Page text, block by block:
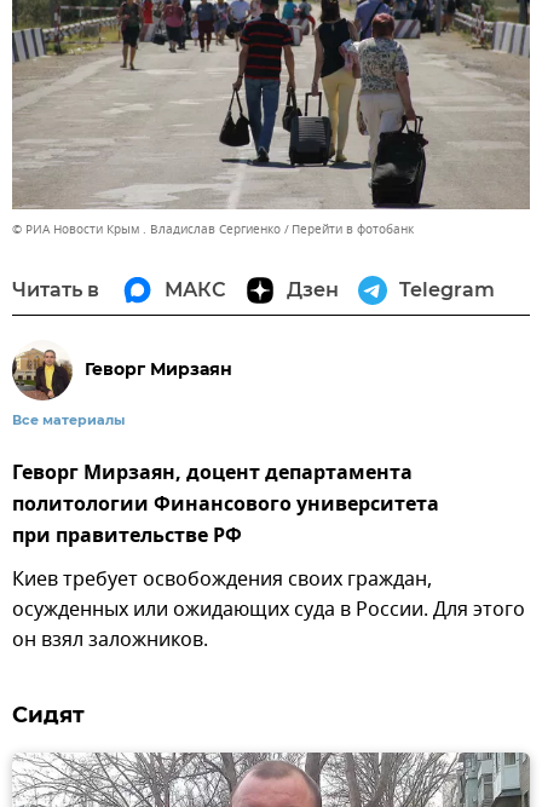
© РИА Новости Крым . Владислав Сергиенко Перейти в фотобанк
Читать в МАКС Дзен Telegram
Геворг Мирзаян
Все материалы
Геворг Мирзаян, доцент департамента
политологии Финансового университета
при правительстве РФ
Киев требует освобождения своих граждан,
осужденных или ожидающих суда в России. Для этого
он взял заложников.
Сидят